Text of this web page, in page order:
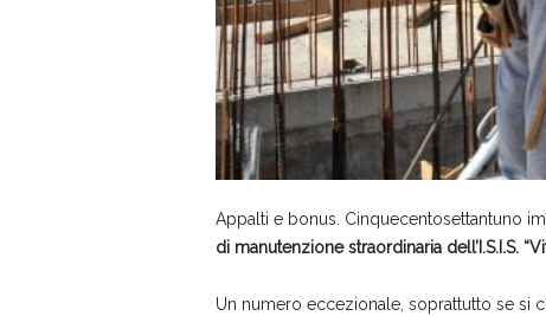
Appalti e bonus. Cinquecentosettantuno
di manutenzione straordinaria dell’I.S.I.S.
Un numero eccezionale, soprattutto se si